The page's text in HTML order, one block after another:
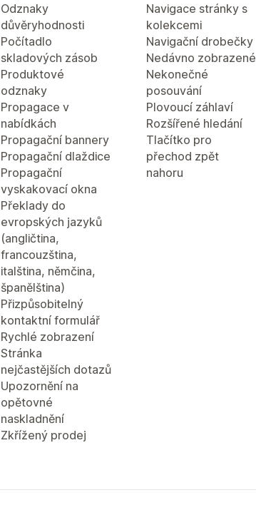
Odznaky
důvěryhodnosti
Počítadlo
skladových zásob
Produktové
odznaky
Propagace v
nabídkách
Propagační bannery
Propagační dlaždice
Propagační
vyskakovací okna
Překlady do
evropských jazyků
(angličtina,
francouzština,
italština, němčina,
španělština)
Přizpůsobitelný
kontaktní formulář
Rychlé zobrazení
Stránka
nejčastějších dotazů
Upozornění na
opětovné
naskladnění
Zkřížený prodej
Navigace stránky s
kolekcemi
Navigační drobečky
Nedávno zobrazené
Nekonečné
posouvání
Plovoucí záhlaví
Rozšířené hledání
Tlačítko pro
přechod zpět
nahoru